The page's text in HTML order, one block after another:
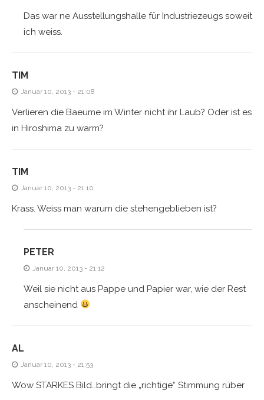
Das war ne Ausstellungshalle für Industriezeugs soweit
ich weiss.
TIM
Januar 10, 2013 - 21:08
Verlieren die Baeume im Winter nicht ihr Laub? Oder ist es
in Hiroshima zu warm?
TIM
Januar 10, 2013 - 21:10
Krass. Weiss man warum die stehengeblieben ist?
PETER
Januar 10, 2013 - 21:12
Weil sie nicht aus Pappe und Papier war, wie der Rest
anscheinend
AL
Januar 10, 2013 - 21:53
Wow STARKES Bild…bringt die „richtige“ Stimmung rüber